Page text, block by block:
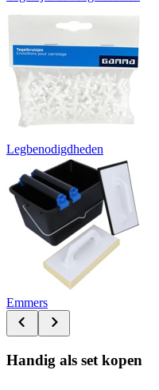
Legbenodigdheden
Emmers
Handig als set kopen